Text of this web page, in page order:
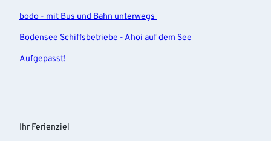
bodo - mit Bus und Bahn unterwegs
Bodensee Schiffsbetriebe - Ahoi auf dem See
Aufgepasst!
Ihr Ferienziel